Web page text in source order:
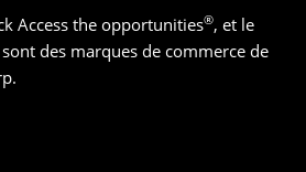
Access the opportunities®, et le
sont des marques de commerce de